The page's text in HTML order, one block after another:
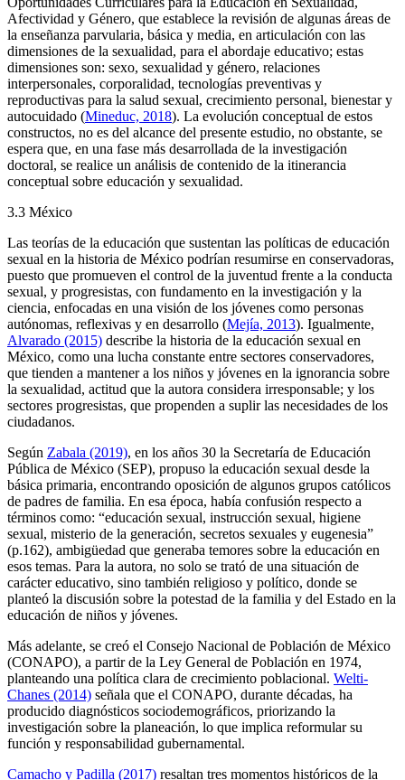
Afectividad y Género, que establece la revisión de algunas áreas de
la enseñanza parvularia, básica y media, en articulación con las
dimensiones de la sexualidad, para el abordaje educativo; estas
dimensiones son: sexo, sexualidad y género, relaciones
interpersonales, corporalidad, tecnologías preventivas y
reproductivas para la salud sexual, crecimiento personal, bienestar y
autocuidado (Mineduc, 2018). La evolución conceptual de estos
constructos, no es del alcance del presente estudio, no obstante, se
espera que, en una fase más desarrollada de la investigación
doctoral, se realice un análisis de contenido de la itinerancia
conceptual sobre educación y sexualidad.
3.3 México
Las teorías de la educación que sustentan las políticas de educación
sexual en la historia de México podrían resumirse en conservadoras,
puesto que promueven el control de la juventud frente a la conducta
sexual, y progresistas, con fundamento en la investigación y la
ciencia, enfocadas en una visión de los jóvenes como personas
autónomas, reflexivas y en desarrollo (Mejía, 2013). Igualmente,
Alvarado (2015) describe la historia de la educación sexual en
México, como una lucha constante entre sectores conservadores,
que tienden a mantener a los niños y jóvenes en la ignorancia sobre
la sexualidad, actitud que la autora considera irresponsable; y los
sectores progresistas, que propenden a suplir las necesidades de los
ciudadanos.
Según Zabala (2019), en los años 30 la Secretaría de Educación
Pública de México (SEP), propuso la educación sexual desde la
básica primaria, encontrando oposición de algunos grupos católicos
de padres de familia. En esa época, había confusión respecto a
términos como: “educación sexual, instrucción sexual, higiene
sexual, misterio de la generación, secretos sexuales y eugenesia”
(p.162), ambigüedad que generaba temores sobre la educación en
esos temas. Para la autora, no solo se trató de una situación de
carácter educativo, sino también religioso y político, donde se
planteó la discusión sobre la potestad de la familia y del Estado en la
educación de niños y jóvenes.
Más adelante, se creó el Consejo Nacional de Población de México
(CONAPO), a partir de la Ley General de Población en 1974,
planteando una política clara de crecimiento poblacional. Welti-
Chanes (2014) señala que el CONAPO, durante décadas, ha
producido diagnósticos sociodemográficos, priorizando la
investigación sobre la planeación, lo que implica reformular su
función y responsabilidad gubernamental.
Camacho y Padilla (2017) resaltan tres momentos históricos de la